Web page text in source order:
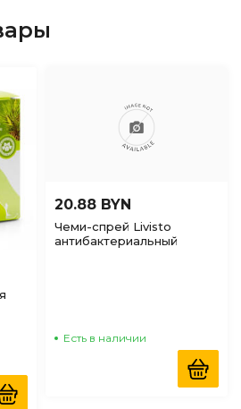
20.88 BYN
Чеми-спрей Livisto
антибактериальный
Есть в наличии